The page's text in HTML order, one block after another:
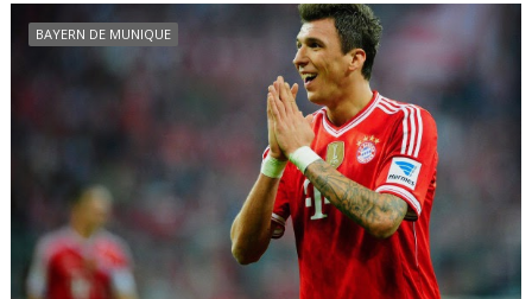
BAYERN DE MUNIQUE